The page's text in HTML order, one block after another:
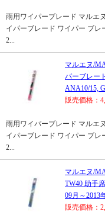
雨用ワイパーブレード マルエ
イパーブレード ワイパー ブレ
2...
マルエヌ/
パーブレー
ANA10/15,
販売価格：
雨用ワイパーブレード マルエ
イパーブレード ワイパー ブレ
2...
マルエヌ/
TW40 助手
09月～2013
販売価格：